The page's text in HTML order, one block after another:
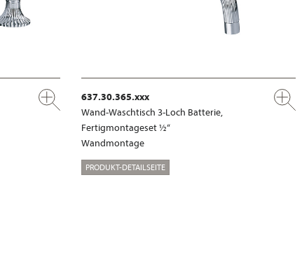
637.30.365.xxx
Wand-Waschtisch 3-Loch Batterie,
Fertigmontageset ½“
Wandmontage
PRODUKT-DETAILSEITE